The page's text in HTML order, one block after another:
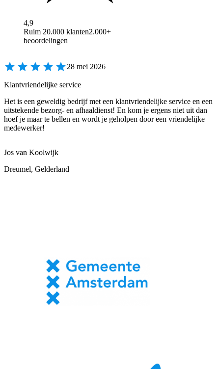
4,9
Ruim 20.000 klanten2.000+
beoordelingen
28 mei 2026
Klantvriendelijke service
Het is een geweldig bedrijf met een klantvriendelijke service en een
uitstekende bezorg- en afhaaldienst! En kom je ergens niet uit dan
hoef je maar te bellen en wordt je geholpen door een vriendelijke
medewerker!
Jos van Koolwijk
Dreumel, Gelderland